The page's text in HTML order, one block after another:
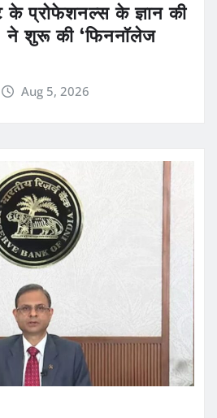
के प्रोफेशनल्स के ज्ञान की
ने शुरू की ‘फिननॉलेज
Aug 5, 2026